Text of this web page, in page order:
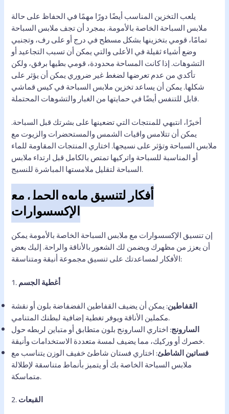
يلعب التخزين المناسب أيضًا دورًا مهمًا في الحفاظ على حالة
ملابس السباحة الخاصة بالأمومة. بمجرد أن تجف ملابس السباحة
تمامًا، قومي بتخزينها بشكل مسطح في درج أو على رف، وتجنبي
وضع أشياء ثقيلة في الأعلى والتي يمكن أن تسبب التجاعيد أو
التشوهات. إذا كانت المساحة محدودة، قومي بطيها برفق، ولكن
تأكدي من عدم تعرضها لضغط غير ضروري يمكن أن يؤثر على
شكلها. يمكن أن يساعد تخزين ملابس السباحة في كيس قماشي
قابل للتنفس أيضًا في حمايتها من الغبار والتشوهات المحتملة.
أخيرًا، انتبهي للمنتجات التي تضعينها على بشرتك قبل السباحة.
يمكن أن تتلامس واقيات الشمس والمستحضرات والزيوت مع
ملابس السباحة وتؤثر على نسيجها. اختاري المنتجات المقاومة للماء
أو المناسبة للسباحة واتركيها تمتص بالكامل قبل ارتداء ملابس
السباحة لتقليل ملامستها المباشرة للنسيج.
أفكار لتنسيق مايوه الحمل مع
الإكسسوارات
إن تنسيق الإكسسوارات مع ملابس السباحة الخاصة بالأمومة يمكن
أن يعزز من مظهرك ويضمن لك الشعور بالأناقة والراحة. إليك بعض
الأفكار لمساعدتك على تنسيق مجموعة أنيقة ومتناسقة:
1.أغطية الجسم
القفاطين: يمكن أن يضيف القفاطين الفضفاضة بلون أو نقشة
مكملين الأناقة ويوفر تغطية إضافية لبطنك المتنامي.
السارونج: اختاري السارونج بلون متطابق أو متباين لربطه حول
خصرك أو وركيك، مما يضيف لمسة متعددة الاستخدامات وأنيقة.
فساتين الشاطئ: اختاري فستان شاطئ خفيف الوزن يتناسب مع
ملابس السباحة الخاصة بك أو يتميز بأنماط متناسقة لإطلالة
متماسكة.
2.القبعات